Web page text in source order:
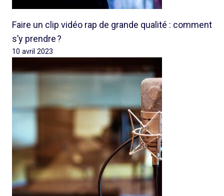
Faire un clip vidéo rap de grande qualité : comment
s’y prendre ?
10 avril 2023